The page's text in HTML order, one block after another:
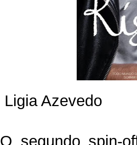
Ligia Azevedo
O segundo spin-